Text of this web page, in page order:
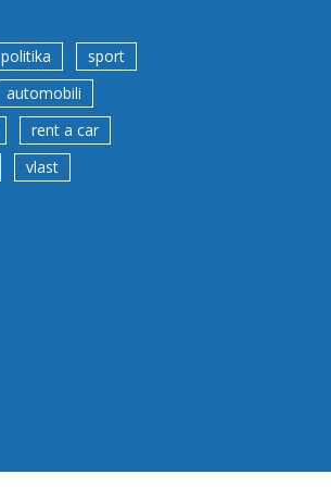
politika
sport
automobili
rent a car
vlast